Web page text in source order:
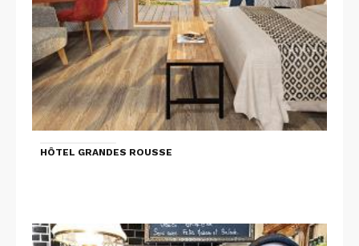
HÔTEL GRANDES ROUSSE